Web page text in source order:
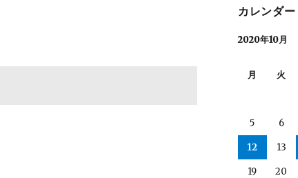
カレンダー
2020年10月
月 火
5 6
12 13
19 20